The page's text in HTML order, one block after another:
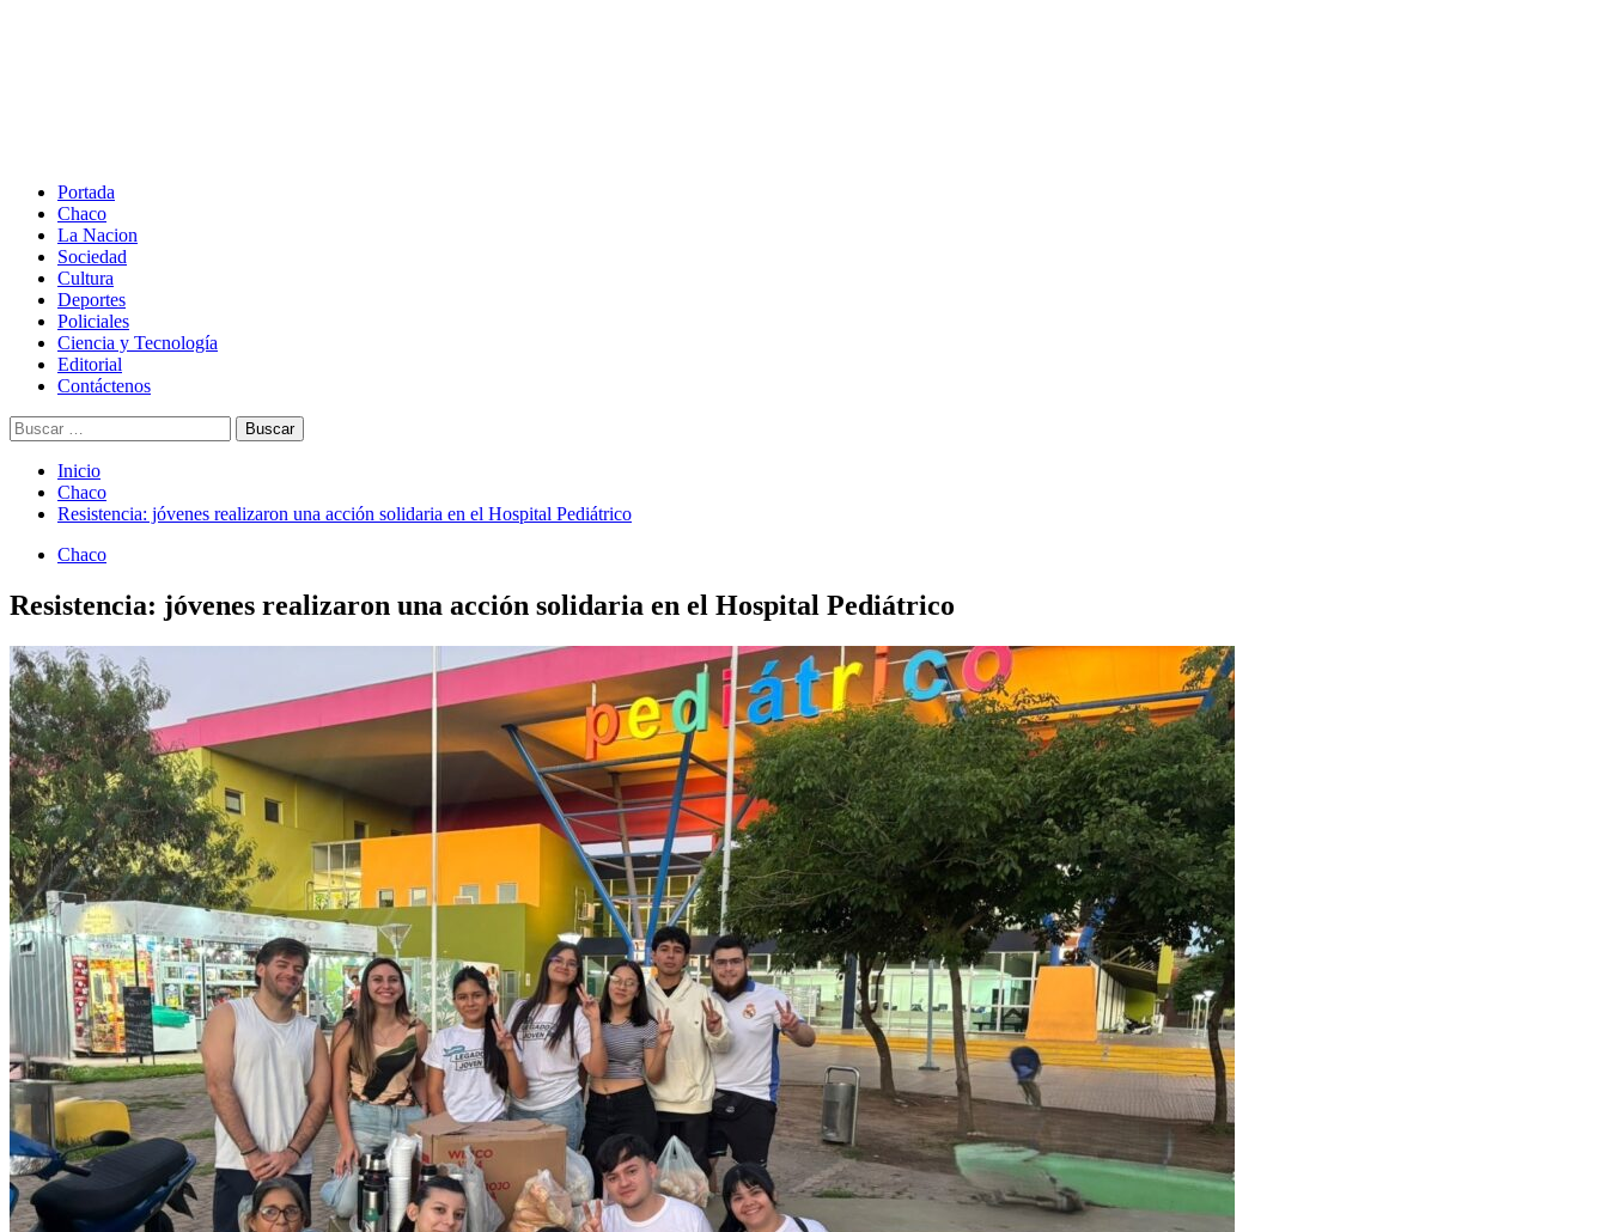
Portada
Chaco
La Nacion
Sociedad
Cultura
Deportes
Policiales
Ciencia y Tecnología
Editorial
Contáctenos
Buscar:
Inicio
Chaco
Resistencia: jóvenes realizaron una acción solidaria en el Hospital Pediátrico
Chaco
Resistencia: jóvenes realizaron una acción solidaria en el Hospital Pediátrico